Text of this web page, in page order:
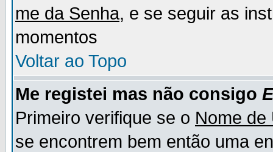
me da Senha, e se seguir as
momentos
Voltar ao Topo
Me registei mas não consigo
Primeiro verifique se o Nome de
se encontrem bem então uma